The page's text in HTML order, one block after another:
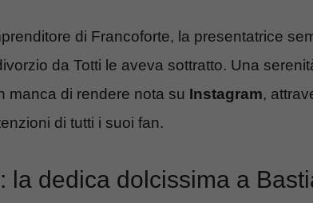
di Francoforte, la presentatrice
da Totti le aveva sottratto. Una
manca di rendere nota su Instagram,
di tutti i suoi fan.
la dedica dolcissima a